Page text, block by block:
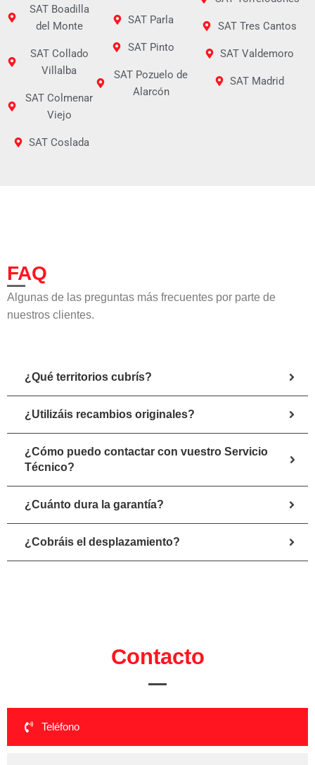
SAT Boadilla
del Monte
SAT Collado
Villalba
SAT Colmenar
Viejo
SAT Coslada
SAT Parla
SAT Pinto
SAT Pozuelo de
Alarcón
SAT Tres Cantos
SAT Valdemoro
SAT Madrid
FAQ
Algunas de las preguntas más frecuentes por parte de
nuestros clientes.
¿Qué territorios cubrís?
¿Utilizáis recambios originales?
¿Cómo puedo contactar con vuestro Servicio
Técnico?
¿Cuánto dura la garantía?
¿Cobráis el desplazamiento?
Contacto
Teléfono